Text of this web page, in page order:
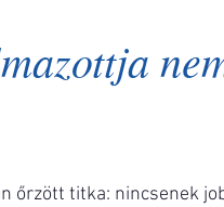
őrzött titka: nincsenek